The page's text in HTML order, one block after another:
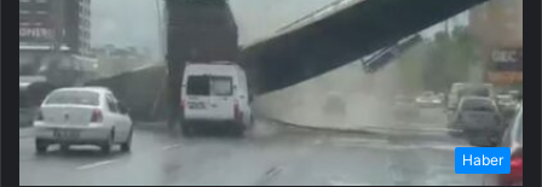
Haber